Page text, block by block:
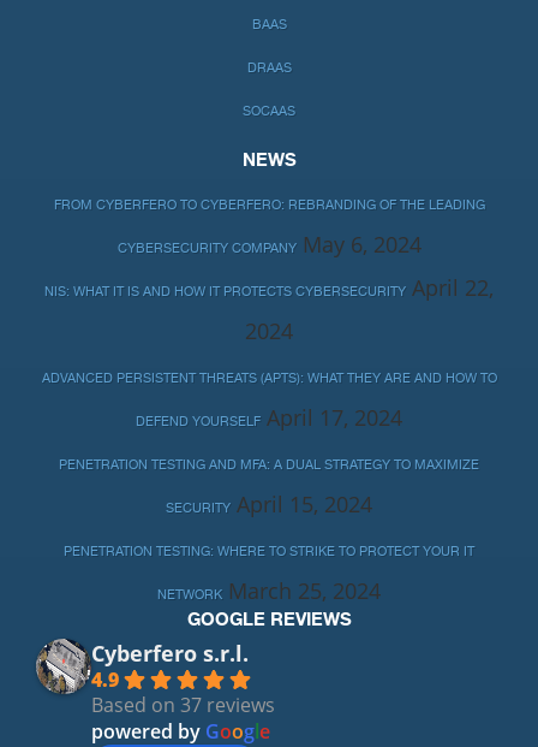
BAAS
DRAAS
SOCAAS
NEWS
FROM CYBERFERO TO CYBERFERO: REBRANDING OF THE LEADING
CYBERSECURITY COMPANY May 6, 2024
NIS: WHAT IT IS AND HOW IT PROTECTS CYBERSECURITY April 22,
2024
ADVANCED PERSISTENT THREATS (APTS): WHAT THEY ARE AND HOW TO
DEFEND YOURSELF April 17, 2024
PENETRATION TESTING AND MFA: A DUAL STRATEGY TO MAXIMIZE
SECURITY April 15, 2024
PENETRATION TESTING: WHERE TO STRIKE TO PROTECT YOUR IT
NETWORK March 25, 2024
GOOGLE REVIEWS
Cyberfero s.r.l.
4.9
Based on 37 reviews
powered by Google